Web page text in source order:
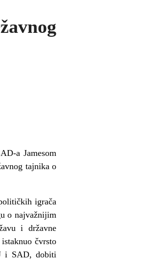
a Jamesom
tajnika o
igrača
o najvažnijim
i državne
čvrsto
i SAD, dobiti